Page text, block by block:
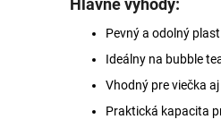
Pevný a odolný
Ideálny na bubble
Vhodný pre viečka
Praktická kapacita